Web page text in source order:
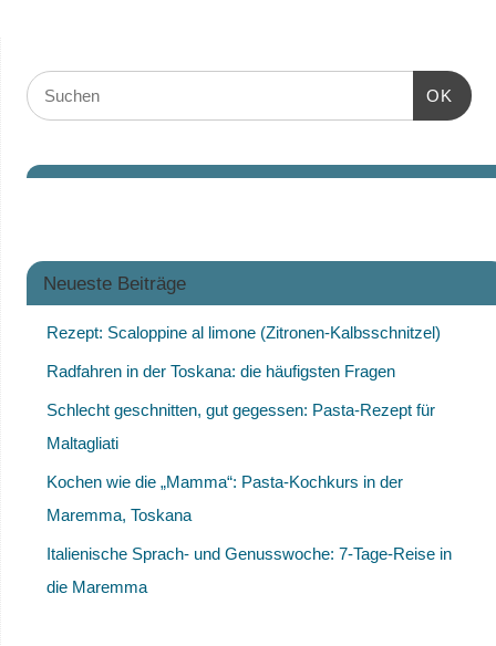
OK
Neueste Beiträge
Rezept: Scaloppine al limone (Zitronen-Kalbsschnitzel)
Radfahren in der Toskana: die häufigsten Fragen
Schlecht geschnitten, gut gegessen: Pasta-Rezept für
Maltagliati
Kochen wie die „Mamma“: Pasta-Kochkurs in der
Maremma, Toskana
Italienische Sprach- und Genusswoche: 7-Tage-Reise in
die Maremma